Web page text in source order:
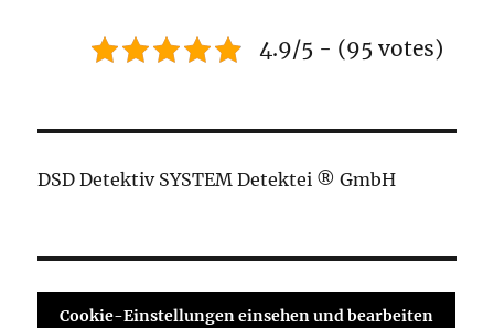
4.9/5 - (95 votes)
DSD Detektiv SYSTEM Detektei ® GmbH
Cookie-Einstellungen einsehen und bearbeiten